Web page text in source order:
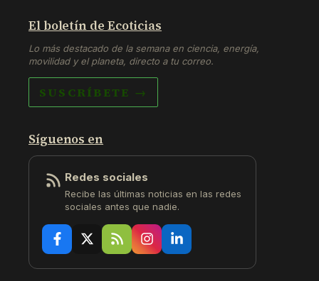
El boletín de Ecoticias
Lo más destacado de la semana en ciencia, energía,
movilidad y el planeta, directo a tu correo.
SUSCRÍBETE →
Síguenos en
Redes sociales
Recibe las últimas noticias en las redes
sociales antes que nadie.